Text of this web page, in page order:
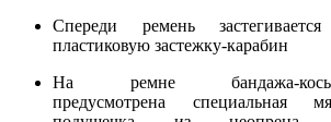
Спереди ремень
пластиковую застежку-карабин
На ремне бандажа-
предусмотрена специальная